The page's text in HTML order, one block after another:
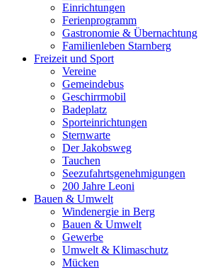
Einrichtungen
Ferienprogramm
Gastronomie & Übernachtung
Familienleben Starnberg
Freizeit und Sport
Vereine
Gemeindebus
Geschirrmobil
Badeplatz
Sporteinrichtungen
Sternwarte
Der Jakobsweg
Tauchen
Seezufahrtsgenehmigungen
200 Jahre Leoni
Bauen & Umwelt
Windenergie in Berg
Bauen & Umwelt
Gewerbe
Umwelt & Klimaschutz
Mücken